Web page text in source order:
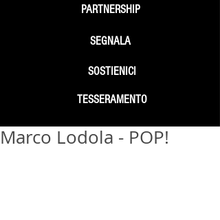
SEGNALA
SOSTIENICI
PARTNERSHIP
TESSERAMENTO
Marco Lodola - POP!